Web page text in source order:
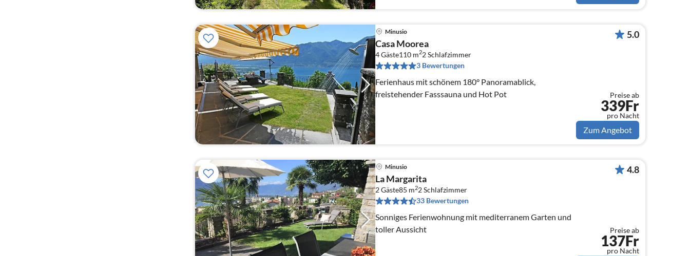
Minusio
Casa Moorea
4 Gäste110 m22Schlafzimmer
3 Bewertungen
Ferienhaus mit schönem 180° Panoramablick,
freistehender Fasssauna und Hot Pot
5.0
Preise ab
339Fr
pro Nacht
Zum Angebot
Minusio
La Margarita
2 Gäste85 m22Schlafzimmer
33 Bewertungen
Sonniges Ferienwohnung mit mediterranem Garten und
toller Aussicht
4.8
Preise ab
137Fr
pro Nacht